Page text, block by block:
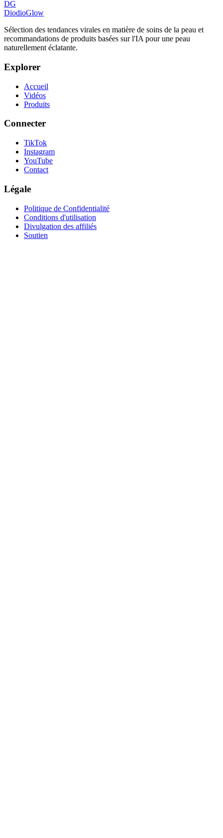
DG
DiodioGlow
Sélection des tendances virales en matière de soins de la peau et
recommandations de produits basées sur l'IA pour une peau
naturellement éclatante.
Explorer
Accueil
Vidéos
Produits
Connecter
TikTok
Instagram
YouTube
Contact
Légale
Politique de Confidentialité
Conditions d'utilisation
Divulgation des affiliés
Soutien